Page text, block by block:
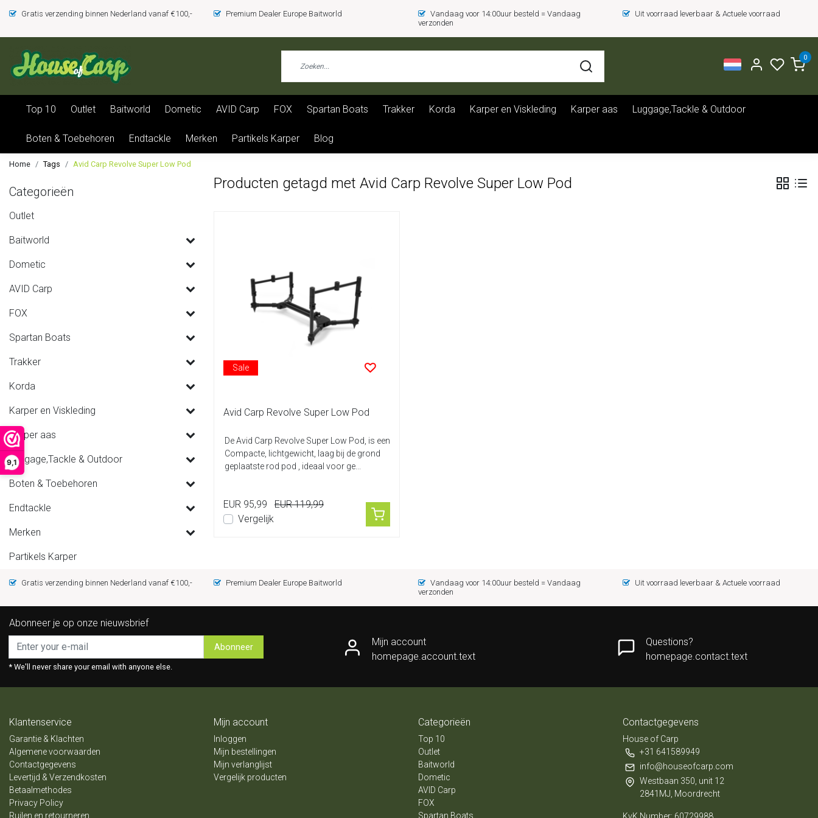
9,1
Gratis verzending binnen Nederland vanaf €100,- Premium Dealer Europe Baitworld
Vandaag voor 14:00uur besteld = Vandaag
verzonden
Uit voorraad leverbaar & Actuele voorraad
0
Top 10 Outlet Baitworld Dometic AVID Carp FOX Spartan Boats Trakker Korda Karper en Viskleding Karper aas Luggage,Tackle & Outdoor
Boten & Toebehoren Endtackle Merken Partikels Karper Blog
Home Tags Avid Carp Revolve Super Low Pod
Categorieën
Outlet
Baitworld
Dometic
AVID Carp
FOX
Spartan Boats
Trakker
Korda
Karper en Viskleding
Karper aas
Luggage,Tackle & Outdoor
Boten & Toebehoren
Endtackle
Merken
Partikels Karper
Producten getagd met Avid Carp Revolve Super Low Pod
Sale
Avid Carp Revolve Super Low Pod
De Avid Carp Revolve Super Low Pod, is een
Compacte, lichtgewicht, laag bij de grond
geplaatste rod pod , ideaal voor ge...
EUR 95,99
EUR 119,99
Vergelijk
Gratis verzending binnen Nederland vanaf €100,- Premium Dealer Europe Baitworld
Vandaag voor 14:00uur besteld = Vandaag
verzonden
Uit voorraad leverbaar & Actuele voorraad
Abonneer je op onze nieuwsbrief
Abonneer
* We'll never share your email with anyone else.
Mijn account
homepage.account.text
Questions?
homepage.contact.text
Klantenservice
Garantie & Klachten
Algemene voorwaarden
Contactgegevens
Levertijd & Verzendkosten
Betaalmethodes
Privacy Policy
Ruilen en retourneren
Mijn account
Inloggen
Mijn bestellingen
Mijn verlanglijst
Vergelijk producten
Categorieën
Top 10
Outlet
Baitworld
Dometic
AVID Carp
FOX
Spartan Boats
Contactgegevens
House of Carp
+31 641589949
info@houseofcarp.com
Westbaan 350, unit 12
2841MJ, Moordrecht